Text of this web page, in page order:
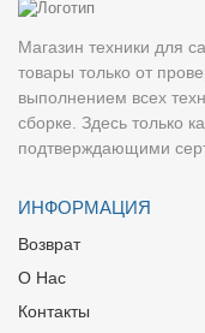
Магазин техники для
товары только от
выполнением всех
сборке. Здесь только
подтверждающими
ИНФОРМАЦИЯ
Возврат
О Нас
Контакты